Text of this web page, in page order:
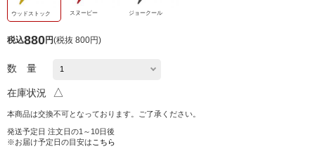
ウッドストック スヌーピー ジョークール
税込880円(税抜 800円)
数 量
在庫状況 △
本商品は交換不可となっております。ご了承ください。
発送予定日 注文日の1～10日後
※お届け予定日の目安は こちら